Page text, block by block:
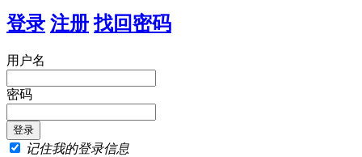
登录 注册 找回密码
用户名
密码
记住我的登录信息